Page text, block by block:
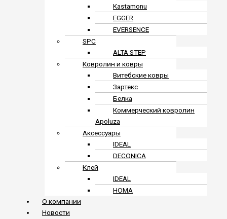
Kastamonu
EGGER
EVERSENCE
SPC
ALTA STEP
Ковролин и ковры
Витебские ковры
Зартекс
Белка
Коммерческий ковролин
Apoluza
Аксессуары
IDEAL
DECONICA
Клей
IDEAL
HOMA
О компании
Новости